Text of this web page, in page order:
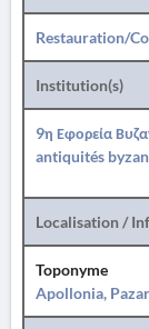
Restauration/
Institution(s)
9η Εφορεία
antiquités
Localisation /
Toponyme
Apollonia,